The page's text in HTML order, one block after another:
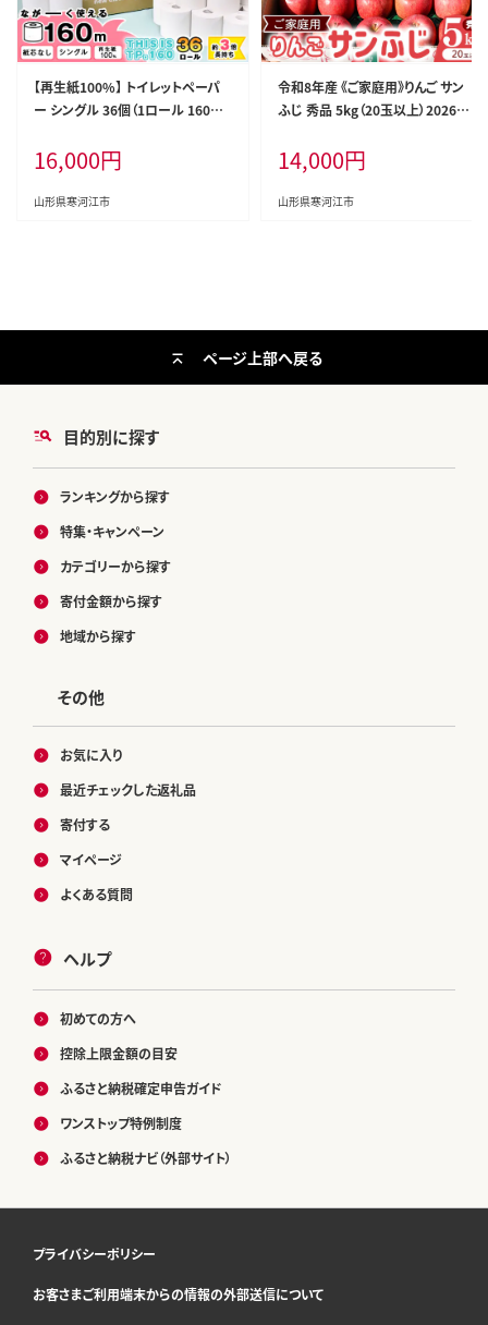
【再生紙100%】 トイレットペーパ
ー シングル 36個（1ロール 160m
雇用事業所支援品】 SDGs エコ サ
ステナブル 国内製造 016-H-BK01
1
16,000円
山形県寒河江市
令和8年産 《ご家庭用》りんご サン
ふじ 秀品 5kg（20玉以上）2026年
から下旬頃発送予定】 014-B-HK0
14,000円
山形県寒河江市
目的別に探す
ランキングから探す
特集・キャンペーン
カテゴリーから探す
寄付金額から探す
地域から探す
その他
お気に入り
最近チェックした返礼品
寄付する
マイページ
よくある質問
ヘルプ
初めての方へ
控除上限金額の目安
ふるさと納税確定申告ガイド
ワンストップ特例制度
ふるさと納税ナビ（外部サイト）
ページ上部へ戻る
プライバシーポリシー
お客さまご利用端末からの情報の外部送信について